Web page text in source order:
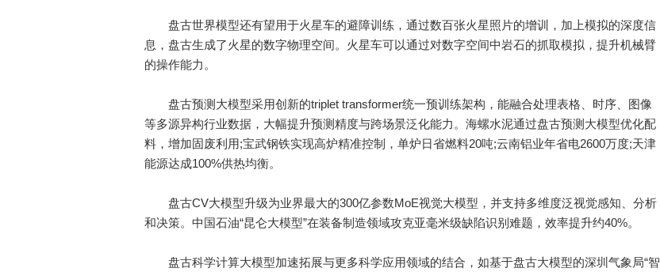
盘古世界模型还有望用于火星车的避障训练，通过数百张火星照片的增训，加上模拟的深度信
息，盘古生成了火星的数字物理空间。火星车可以通过对数字空间中岩石的抓取模拟，提升机械臂
的操作能力。
盘古预测大模型采用创新的triplet transformer统一预训练架构，能融合处理表格、时序、图像
等多源异构行业数据，大幅提升预测精度与跨场景泛化能力。海螺水泥通过盘古预测大模型优化配
料，增加固废利用;宝武钢铁实现高炉精准控制，单炉日省燃料20吨;云南铝业年省电2600万度;天津
能源达成100%供热均衡。
盘古CV大模型升级为业界最大的300亿参数MoE视觉大模型，并支持多维度泛视觉感知、分析
和决策。中国石油“昆仑大模型”在装备制造领域攻克亚毫米级缺陷识别难题，效率提升约40%。
盘古科学计算大模型加速拓展与更多科学应用领域的结合，如基于盘古大模型的深圳气象局“智